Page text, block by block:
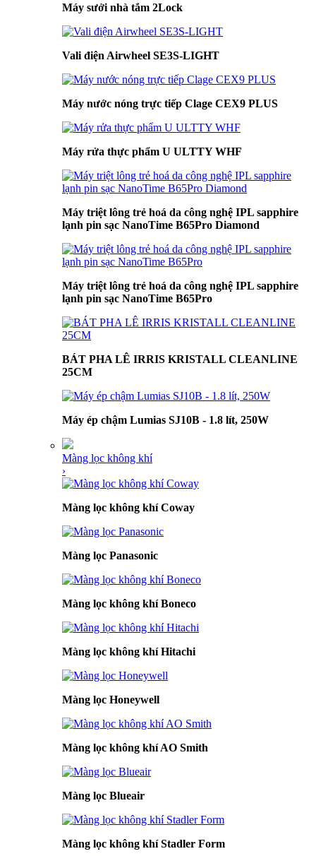
Máy sưởi nhà tắm 2Lock
Vali điện Airwheel SE3S-LIGHT
Máy nước nóng trực tiếp Clage CEX9 PLUS
Máy rửa thực phẩm U ULTTY WHF
Máy triệt lông trẻ hoá da công nghệ IPL sapphire
lạnh pin sạc NanoTime B65Pro Diamond
Máy triệt lông trẻ hoá da công nghệ IPL sapphire
lạnh pin sạc NanoTime B65Pro
BÁT PHA LÊ IRRIS KRISTALL CLEANLINE
25CM
Máy ép chậm Lumias SJ10B - 1.8 lít, 250W
Màng lọc không khí
›
Màng lọc không khí Coway
Màng lọc Panasonic
Màng lọc không khí Boneco
Màng lọc không khí Hitachi
Màng lọc Honeywell
Màng lọc không khí AO Smith
Màng lọc Blueair
Màng lọc không khí Stadler Form